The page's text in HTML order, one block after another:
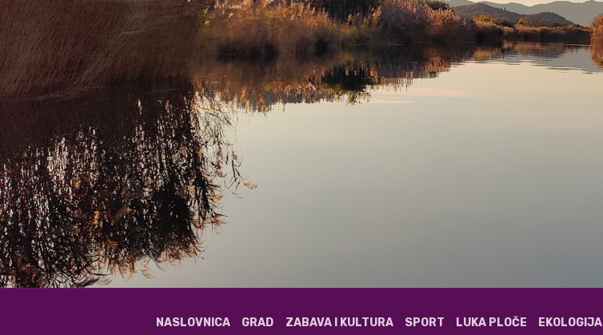
NASLOVNICA GRAD ZABAVA I KULTURA SPORT LUKA PLOČE EKOLOGIJA